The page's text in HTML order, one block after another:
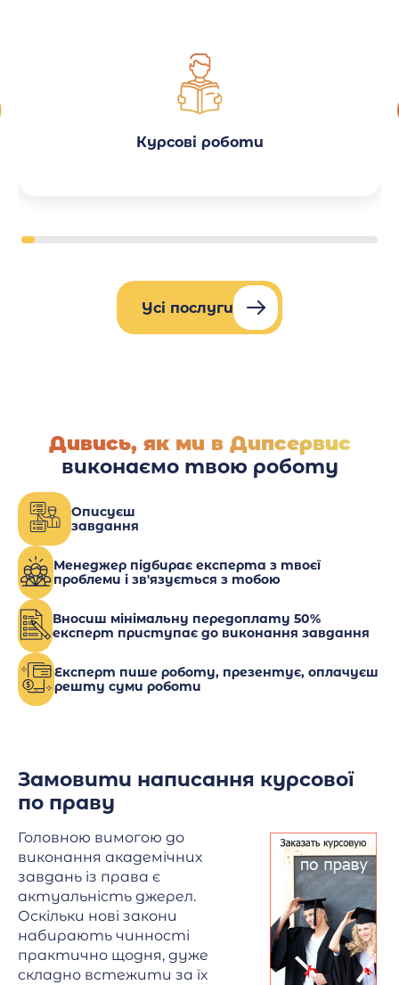
Курсові роботи
Усі послуги
Дивись, як ми в Дипсервис
виконаємо твою роботу
Описуєш
завдання
Менеджер підбирає експерта з твоєї
проблеми і зв'язується з тобою
Вносиш мінімальну передоплату 50%
експерт приступає до виконання завдання
Експерт пише роботу, презентує, оплачуєш
решту суми роботи
Замовити написання курсової
по праву
Головною вимогою до
виконання академічних
завдань із права є
актуальність джерел.
Оскільки нові закони
набирають чинності
практично щодня, дуже
складно встежити за їх